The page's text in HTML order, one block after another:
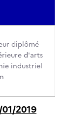
diplômé
d'arts
industriel
2019